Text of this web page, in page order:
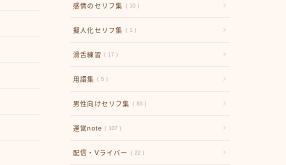
感情のセリフ集 10
擬人化セリフ集 1
滑舌練習 17
用語集 5
男性向けセリフ集 83
運営note 107
配信・Vライバー 22